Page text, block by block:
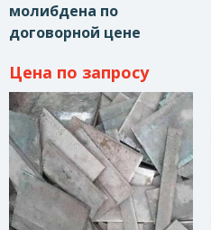
молибдена по
договорной цене
Цена по запросу